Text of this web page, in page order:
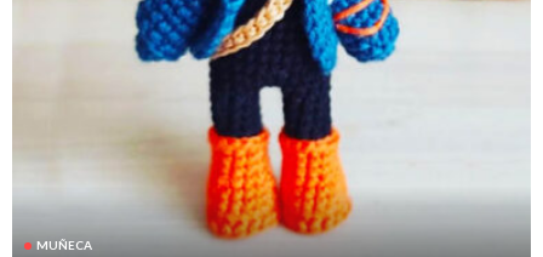
MUÑECA